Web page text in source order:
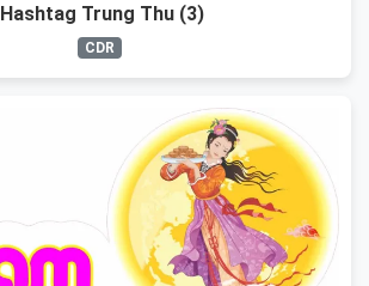
Hashtag Trung Thu (3)
CDR